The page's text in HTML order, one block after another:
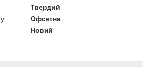
Твердий
Офсетна
Новий